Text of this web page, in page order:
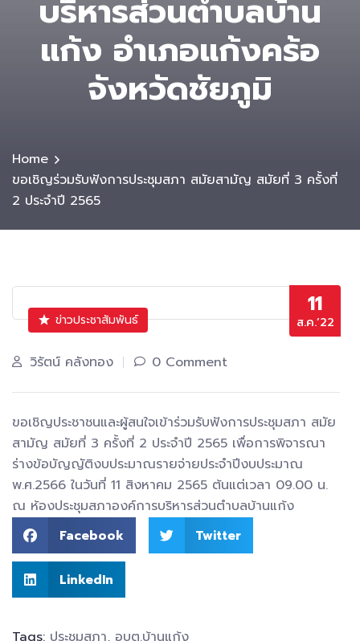
บริหารส่วนตําบลบ้าน
แก้ง อำเภอแก้งคร้อ
จังหวัดชัยภูมิ
Home
ขอเชิญร่วมรับฟังการประชุมสภา สมัยสามัญ สมัยที่ 3 ครั้งที่
2 ประจำปี 2565
11
ส.ค.’22
ข่าวประชาสัมพันธ์
วิรัตน์ คลังทอง 0 Comment
ขอเชิญประชาชนและผู้สนใจเข้าร่วมรับฟังการประชุมสภา สมัย
สามัญ สมัยที่ 3 ครั้งที่ 2 ประจำปี 2565 เพื่อการพิจารณา
ร่างข้อบัญญัติงบประมาณรายจ่ายประจำปีงบประมาณ
พ.ศ.2566 ในวันที่ 11 สิงหาคม 2565 ต้นแต่เวลา 09.00 น.
ณ ห้องประชุมสภาองค์การบริหารส่วนตำบลบ้านแก้ง
Facebook Twitter
LinkedIn
Tags: ประชุมสภา, อบต.บ้านแก้ง